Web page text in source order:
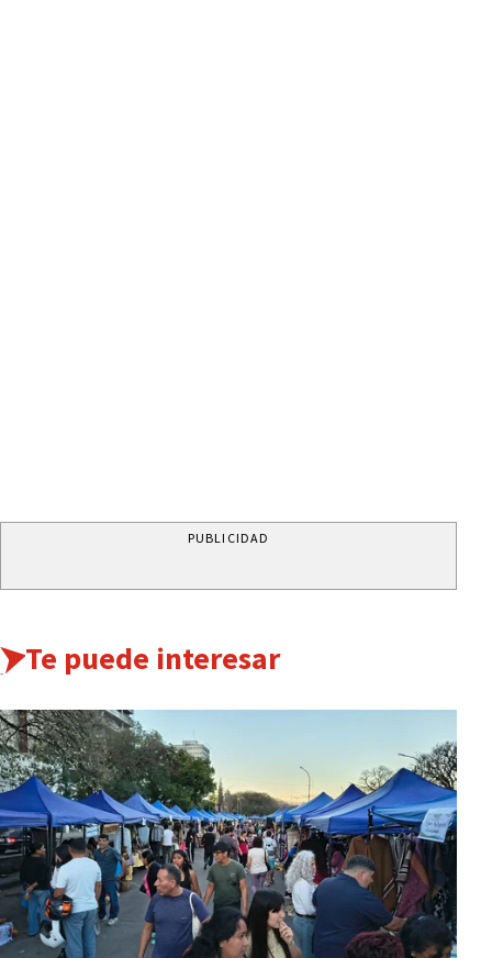
PUBLICIDAD
Te puede interesar